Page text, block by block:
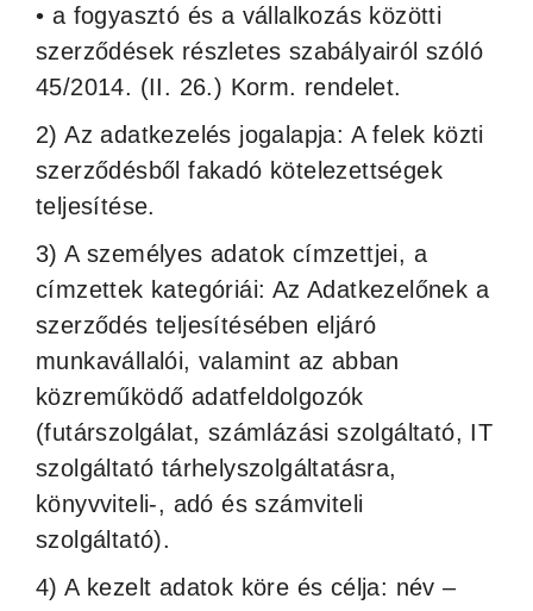
• a fogyasztó és a vállalkozás közötti
szerződések részletes szabályairól szóló
45/2014. (II. 26.) Korm. rendelet.
2) Az adatkezelés jogalapja: A felek közti
szerződésből fakadó kötelezettségek
teljesítése.
3) A személyes adatok címzettjei, a
címzettek kategóriái: Az Adatkezelőnek a
szerződés teljesítésében eljáró
munkavállalói, valamint az abban
közreműködő adatfeldolgozók
(futárszolgálat, számlázási szolgáltató, IT
szolgáltató tárhelyszolgáltatásra,
könyvviteli-, adó és számviteli
szolgáltató).
4) A kezelt adatok köre és célja: név –